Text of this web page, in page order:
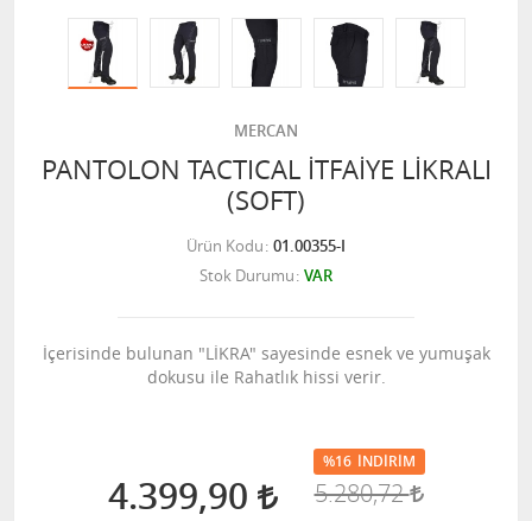
MERCAN
PANTOLON TACTICAL İTFAİYE LİKRALI
(SOFT)
Ürün Kodu 01.00355-I
Stok Durumu VAR
İçerisinde bulunan "LİKRA" sayesinde esnek ve yumuşak
dokusu ile Rahatlık hissi verir.
4.399,90
%16 İNDIRIM
5.280,72